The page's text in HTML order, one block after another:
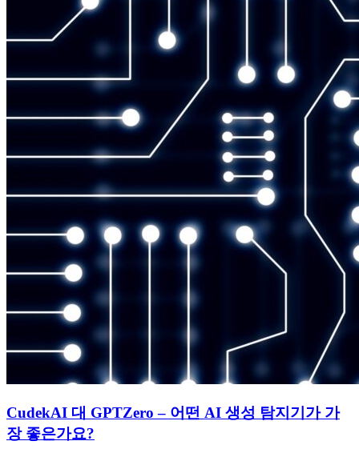
CudekAI 대 GPTZero – 어떤 AI 생성 탐지기가 가
장 좋은가요?